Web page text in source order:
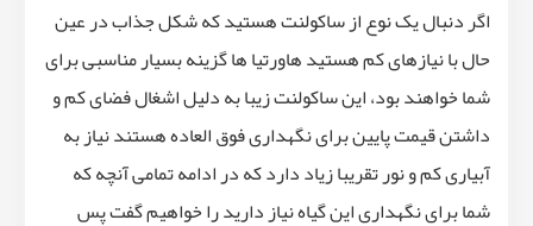
اگر دنبال یک نوع از ساکولنت هستید که شکل جذاب در عین
حال با نیازهای کم هستید هاورتیا ها گزینه بسیار مناسبی برای
شما خواهند بود، این ساکولنت زیبا به دلیل اشغال فضای کم و
داشتن قیمت پایین برای نگهداری فوق العاده هستند نیاز به
آبیاری کم و نور تقریبا زیاد دارد که در ادامه تمامی آنچه که
شما برای نگهداری این گیاه نیاز دارید را خواهیم گفت پس